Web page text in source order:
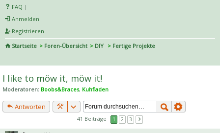
FAQ |
Anmelden
Registrieren
Startseite
Foren-Übersicht DIY
Fertige Projekte
he
I like to möw it, möw it!
Moderatoren: Boobs&Braces, Kuhfladen
Antworten
41 Beiträge 1 2 3